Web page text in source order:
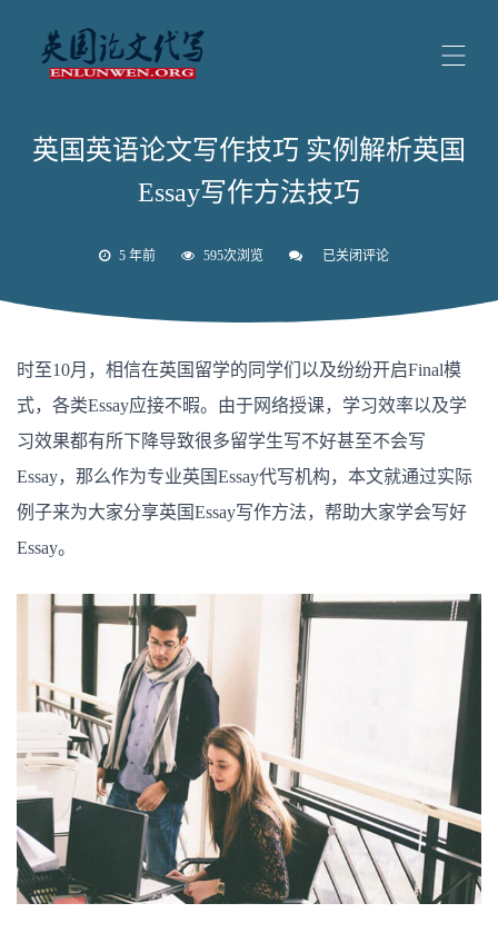
英国英语论文写作技巧 实例解析英国
Essay写作方法技巧
5 年前 595次浏览
英
写
技
实
解
析
英
方
已关闭评论
时至10月，相信在英国留学的同学们以及纷纷开启Final模
式，各类Essay应接不暇。由于网络授课，学习效率以及学
习效果都有所下降导致很多留学生写不好甚至不会写
Essay，那么作为专业英国Essay代写机构，本文就通过实际
例子来为大家分享英国Essay写作方法，帮助大家学会写好
Essay。